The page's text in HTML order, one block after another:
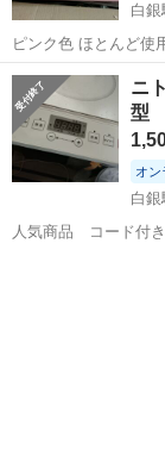
白銀
ピンク色 ほとんど使
焼肉プレート 箱付き
青森 八戸市
ニ
型
オン
白銀
人気商品 コード付